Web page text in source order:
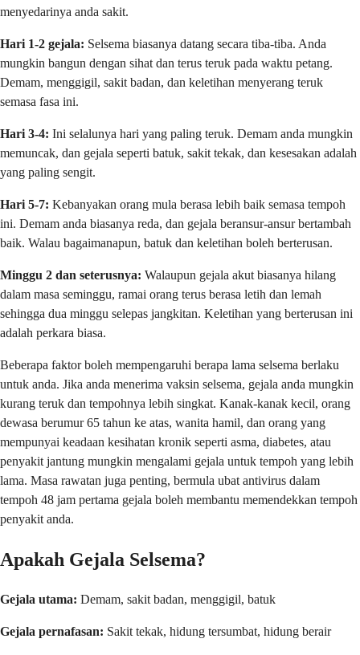
menyedarinya anda sakit.
Hari 1-2 gejala: Selsema biasanya datang secara tiba-tiba. Anda
mungkin bangun dengan sihat dan terus teruk pada waktu petang.
Demam, menggigil, sakit badan, dan keletihan menyerang teruk
semasa fasa ini.
Hari 3-4: Ini selalunya hari yang paling teruk. Demam anda mungkin
memuncak, dan gejala seperti batuk, sakit tekak, dan kesesakan adalah
yang paling sengit.
Hari 5-7: Kebanyakan orang mula berasa lebih baik semasa tempoh
ini. Demam anda biasanya reda, dan gejala beransur-ansur bertambah
baik. Walau bagaimanapun, batuk dan keletihan boleh berterusan.
Minggu 2 dan seterusnya: Walaupun gejala akut biasanya hilang
dalam masa seminggu, ramai orang terus berasa letih dan lemah
sehingga dua minggu selepas jangkitan. Keletihan yang berterusan ini
adalah perkara biasa.
Beberapa faktor boleh mempengaruhi berapa lama selsema berlaku
untuk anda. Jika anda menerima vaksin selsema, gejala anda mungkin
kurang teruk dan tempohnya lebih singkat. Kanak-kanak kecil, orang
dewasa berumur 65 tahun ke atas, wanita hamil, dan orang yang
mempunyai keadaan kesihatan kronik seperti asma, diabetes, atau
penyakit jantung mungkin mengalami gejala untuk tempoh yang lebih
lama. Masa rawatan juga penting, bermula ubat antivirus dalam
tempoh 48 jam pertama gejala boleh membantu memendekkan tempoh
penyakit anda.
Apakah Gejala Selsema?
Gejala utama: Demam, sakit badan, menggigil, batuk
Gejala pernafasan: Sakit tekak, hidung tersumbat, hidung berair